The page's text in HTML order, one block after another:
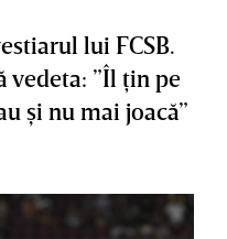
lui FCSB.
vedeta: ”Îl ţin pe
şi nu mai joacă”